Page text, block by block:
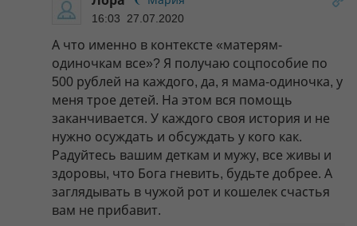
16:03 27.07.2020
А что именно в контексте «матерям-
одиночкам все»? Я получаю соцпособие по
500 рублей на каждого, да, я мама-одиночка, у
меня трое детей. На этом вся помощь
заканчивается. У каждого своя история и не
нужно осуждать и обсуждать у кого как.
Радуйтесь вашим деткам и мужу, все живы и
здоровы, что Бога гневить, будьте добрее. А
заглядывать в чужой рот и кошелек счастья
вам не прибавит.